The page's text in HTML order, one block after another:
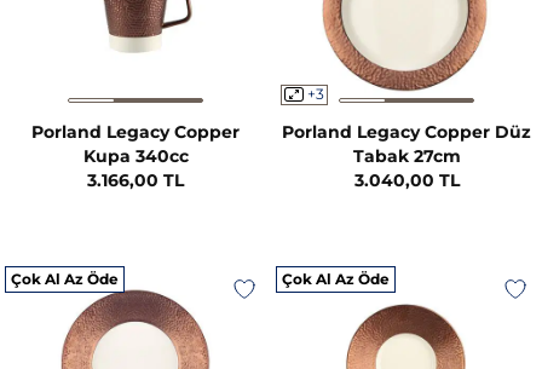
Porland Legacy Copper
Kupa 340cc
3.166,00 TL
+3
Porland Legacy Copper Düz
Tabak 27cm
3.040,00 TL
Çok Al Az Öde Çok Al Az Öde